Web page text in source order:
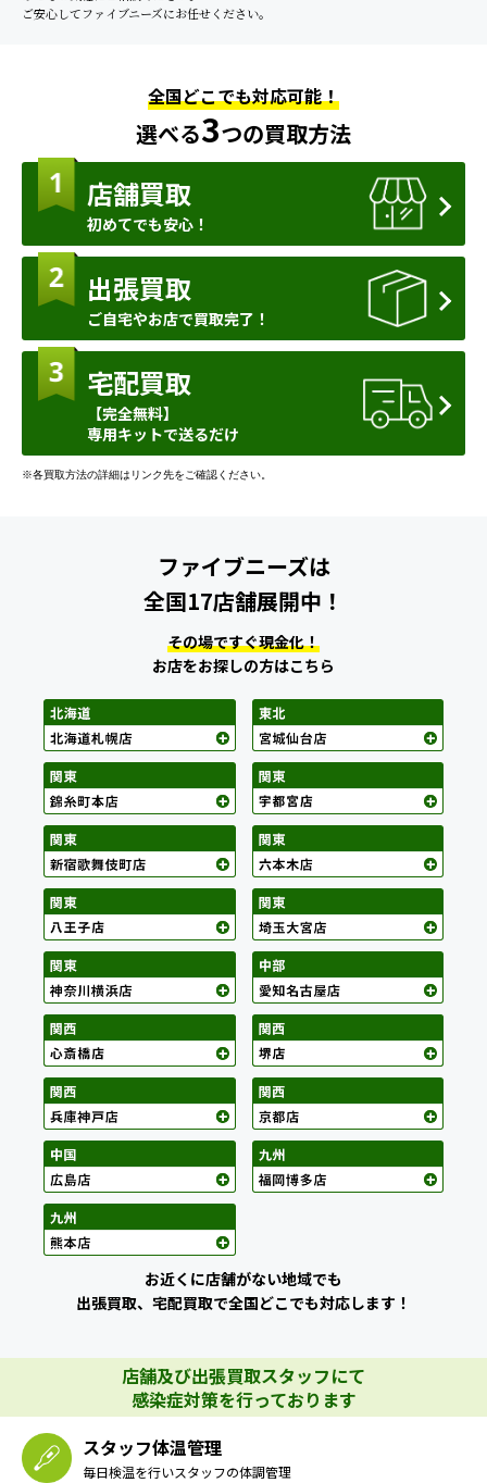
ご安心してファイブニーズにお任せください。
全国どこでも対応可能！
選べる3つの買取方法
店舗買取
初めてでも安心！
出張買取
ご自宅やお店で買取完了！
宅配買取
【完全無料】
専用キットで送るだけ
※各買取方法の詳細はリンク先をご確認ください。
ファイブニーズは
全国17店舗展開中！
その場ですぐ現金化！
お店をお探しの方はこちら
お近くに店舗がない地域でも
出張買取、宅配買取で全国どこでも対応します！
店舗及び出張買取スタッフにて
感染症対策を行っております
スタッフ体温管理
毎日検温を行いスタッフの体調管理